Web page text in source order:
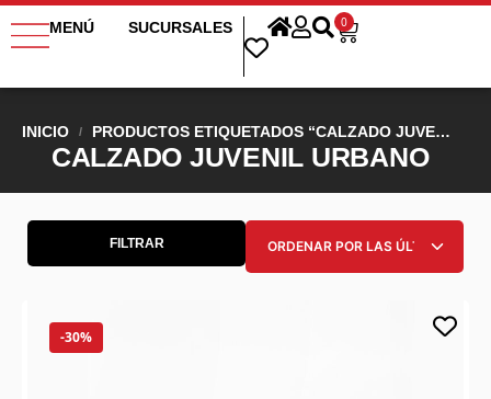
MENÚ SUCURSALES 0
INICIO / PRODUCTOS ETIQUETADOS “CALZADO JUVENIL URBANO”
CALZADO JUVENIL URBANO
FILTRAR
-30%